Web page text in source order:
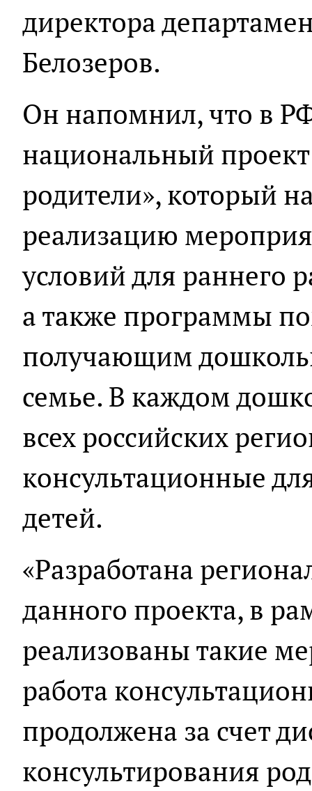
директора
Белозеров.
Он напомнил, что в
национальный
родители», который
реализацию
условий для раннего
а также программы
получающим
семье. В каждом
всех российских
консультационные
детей.
«Разработана
данного проекта, в
реализованы такие
работа
продолжена за счет
консультирования